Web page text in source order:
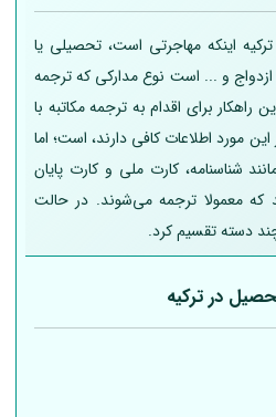
اینکه مهاجرتی است، تحصیلی یا
ازدواج و ... است نوع مدارکی که ترجمه
برای اقدام به ترجمه مکاتبه با
مورد اطلاعات کافی دارند، است؛ اما
شناسنامه، کارت ملی و کارت پایان
معمولا ترجمه می‌شوند. در حالت
دسته تقسیم کرد.
در ترکیه